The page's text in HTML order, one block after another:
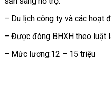
– Du lịch công ty và các hoạt
– Được đóng BHXH theo luật
– Mức lương:12 – 15 triệu